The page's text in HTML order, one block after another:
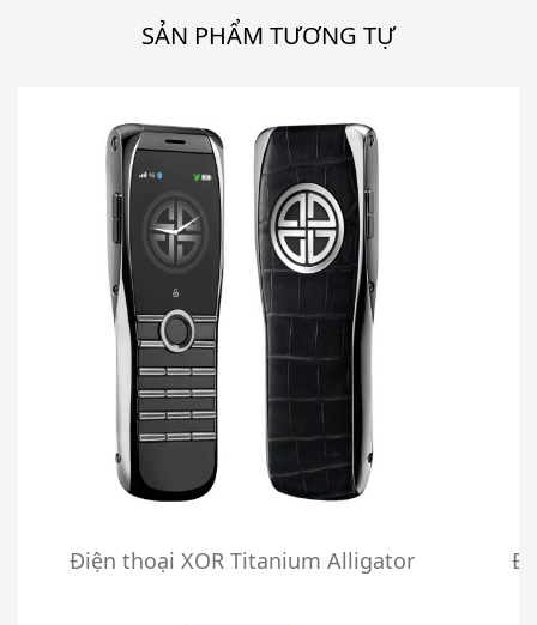
SẢN PHẨM TƯƠNG TỰ
Điện thoại XOR Titanium Alligator